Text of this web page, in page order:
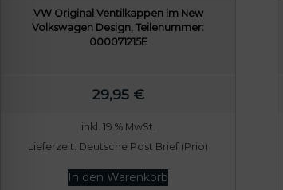
VW Original Ventilkappen im New
Volkswagen Design, Teilenummer:
000071215E
29,95 €
inkl. 19 % MwSt.
Lieferzeit: Deutsche Post Brief (Prio)
In den Warenkorb